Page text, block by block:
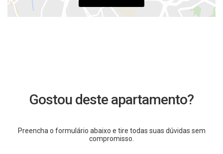
Gostou deste apartamento?
Preencha o formulário abaixo e tire todas suas dúvidas sem
compromisso.